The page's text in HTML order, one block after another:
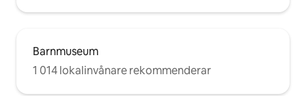
Barnmuseum
1 014 lokalinvånare rekommenderar